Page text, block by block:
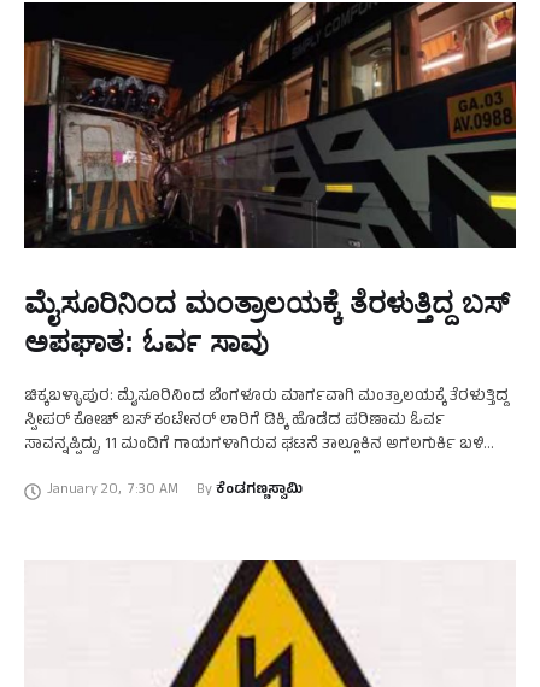
ಮೈಸೂರಿನಿಂದ ಮಂತ್ರಾಲಯಕ್ಕೆ ತೆರಳುತ್ತಿದ್ದ ಬಸ್‌
ಅಪಘಾತ: ಓರ್ವ ಸಾವು
ಚಿಕ್ಕಬಳ್ಳಾಪುರ: ಮೈಸೂರಿನಿಂದ ಬೆಂಗಳೂರು ಮಾರ್ಗವಾಗಿ ಮಂತ್ರಾಲಯಕ್ಕೆ ತೆರಳುತ್ತಿದ್ದ
ಸ್ಪೀಪರ್‌ ಕೋಚ್‌ ಬಸ್‌ ಕಂಟೇನರ್‌ ಲಾರಿಗೆ ಡಿಕ್ಕಿ ಹೊಡೆದ ಪರಿಣಾಮ ಓರ್ವ
ಸಾವನ್ನಪ್ಪಿದ್ದು, 11 ಮಂದಿಗೆ ಗಾಯಗಳಾಗಿರುವ ಘಟನೆ ತಾಲ್ಲೂಕಿನ ಅಗಲಗುರ್ಕಿ ಬಳಿ
… January 20, 7:30 AM By ಕೆಂಡಗಣ್ಣಸ್ವಾಮಿ